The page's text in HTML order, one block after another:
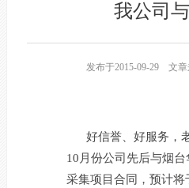
我公司
发布于2015-09-29 文章
好信誉、好服务，
10月份公司先后与烟
采集项目合同，预计